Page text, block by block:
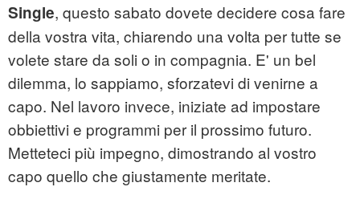
Single, questo sabato dovete decidere cosa fare
della vostra vita, chiarendo una volta per tutte se
volete stare da soli o in compagnia. E' un bel
dilemma, lo sappiamo, sforzatevi di venirne a
capo. Nel lavoro invece, iniziate ad impostare
obbiettivi e programmi per il prossimo futuro.
Metteteci più impegno, dimostrando al vostro
capo quello che giustamente meritate.